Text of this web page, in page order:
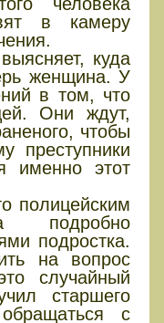
в камеру
куда
женщина. У
в том, что
Они ждут,
чтобы
преступники
именно этот
полицейским
подробно
подростка.
на вопрос
случайный
старшего
с